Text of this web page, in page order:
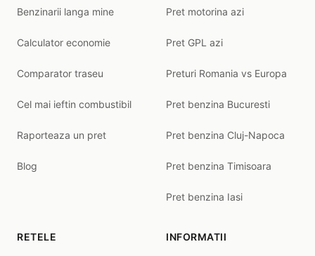
Benzinarii langa mine
Calculator economie
Comparator traseu
Cel mai ieftin combustibil
Raporteaza un pret
Blog
Pret motorina azi
Pret GPL azi
Preturi Romania vs Europa
Pret benzina Bucuresti
Pret benzina Cluj-Napoca
Pret benzina Timisoara
Pret benzina Iasi
RETELE INFORMATII